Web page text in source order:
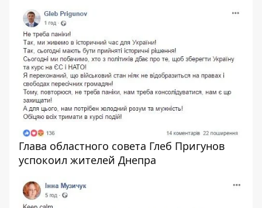
Глава областного совета Глеб Пригунов
успокоил жителей Днепра